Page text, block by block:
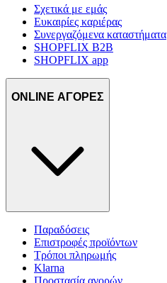
Σχετικά με εμάς
Ευκαιρίες καριέρας
Συνεργαζόμενα καταστήματα
SHOPFLIX B2B
SHOPFLIX app
ONLINE ΑΓΟΡΕΣ
Παραδόσεις
Επιστροφές προϊόντων
Τρόποι πληρωμής
Klarna
Προστασία αγορών